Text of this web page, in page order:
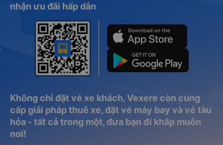
nhận ưu đãi hấp dẫn
Không chỉ đặt vé xe khách, Vexere còn cung
cấp giải pháp thuê xe, đặt vé máy bay và vé tàu
hỏa - tất cả trong một, đưa bạn đi khắp muôn
nơi!